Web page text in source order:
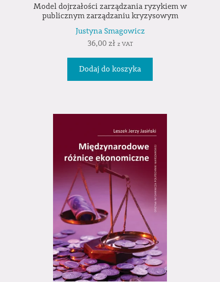
Model dojrzałości zarządzania ryzykiem w
publicznym zarządzaniu kryzysowym
Justyna Smagowicz
36,00 zł z VAT
Dodaj do koszyka